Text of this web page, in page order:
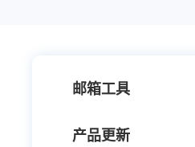
邮箱工具
产品更新